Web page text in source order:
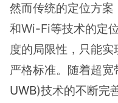
然而传统的定位方
和Wi-Fi等技术的定
度的局限性，只能
严格标准。随着超
UWB)技术的不断完